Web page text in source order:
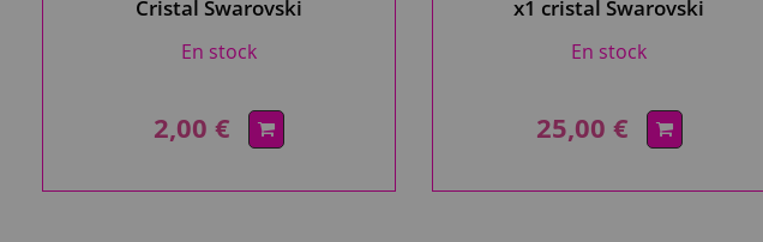
Cristal Swarovski
En stock
2,00 €
x1 cristal Swarovski
En stock
25,00 €